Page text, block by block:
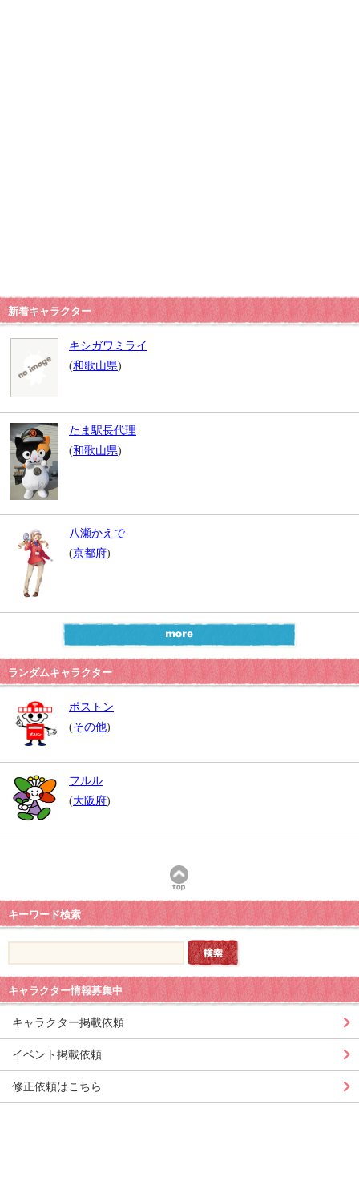
新着キャラクター
キシガワミライ
(和歌山県)
たま駅長代理
(和歌山県)
八瀬かえで
(京都府)
ランダムキャラクター
ポストン
(その他)
フルル
(大阪府)
キーワード検索
キャラクター情報募集中
キャラクター掲載依頼
イベント掲載依頼
修正依頼はこちら